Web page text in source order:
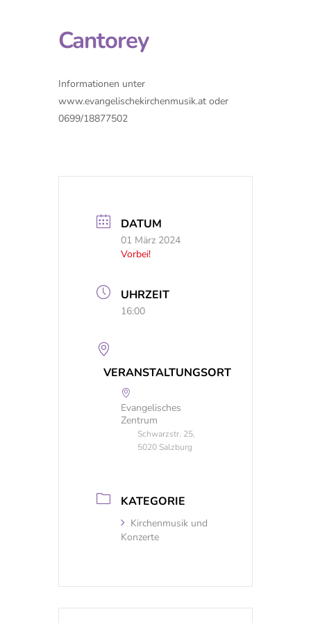
Cantorey
Informationen unter
www.evangelischekirchenmusik.at oder
0699/18877502
DATUM
01 März 2024
Vorbei!
UHRZEIT
16:00
VERANSTALTUNGSORT
Evangelisches
Zentrum
Schwarzstr. 25,
5020 Salzburg
KATEGORIE
Kirchenmusik und
Konzerte